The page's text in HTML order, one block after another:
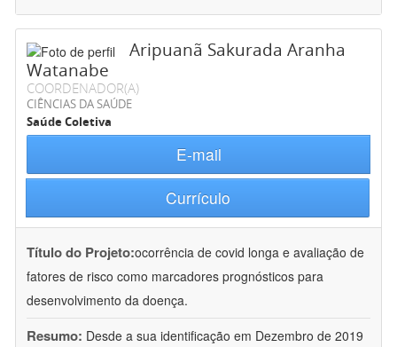
Aripuanã Sakurada Aranha
Watanabe
COORDENADOR(A)
CIÊNCIAS DA SAÚDE
Saúde Coletiva
E-mail
Currículo
Título do Projeto:ocorrência de covid longa e avaliação de
fatores de risco como marcadores prognósticos para
desenvolvimento da doença.
Resumo: Desde a sua identificação em Dezembro de 2019